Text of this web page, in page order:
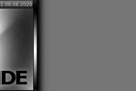
08.08.2026